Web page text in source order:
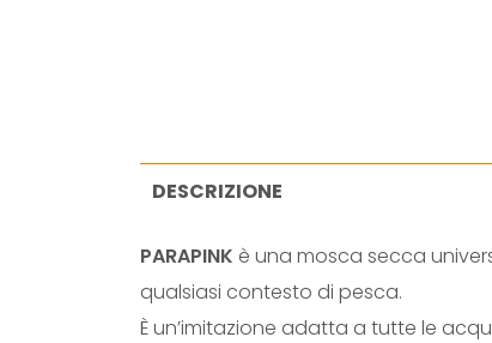
DESCRIZIONE
PARAPINK è una mosca secca
qualsiasi contesto di pesca.
È un’imitazione adatta a tutte le